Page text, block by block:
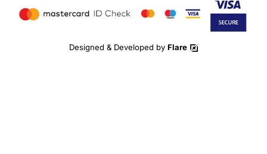
Designed & Developed by Flare